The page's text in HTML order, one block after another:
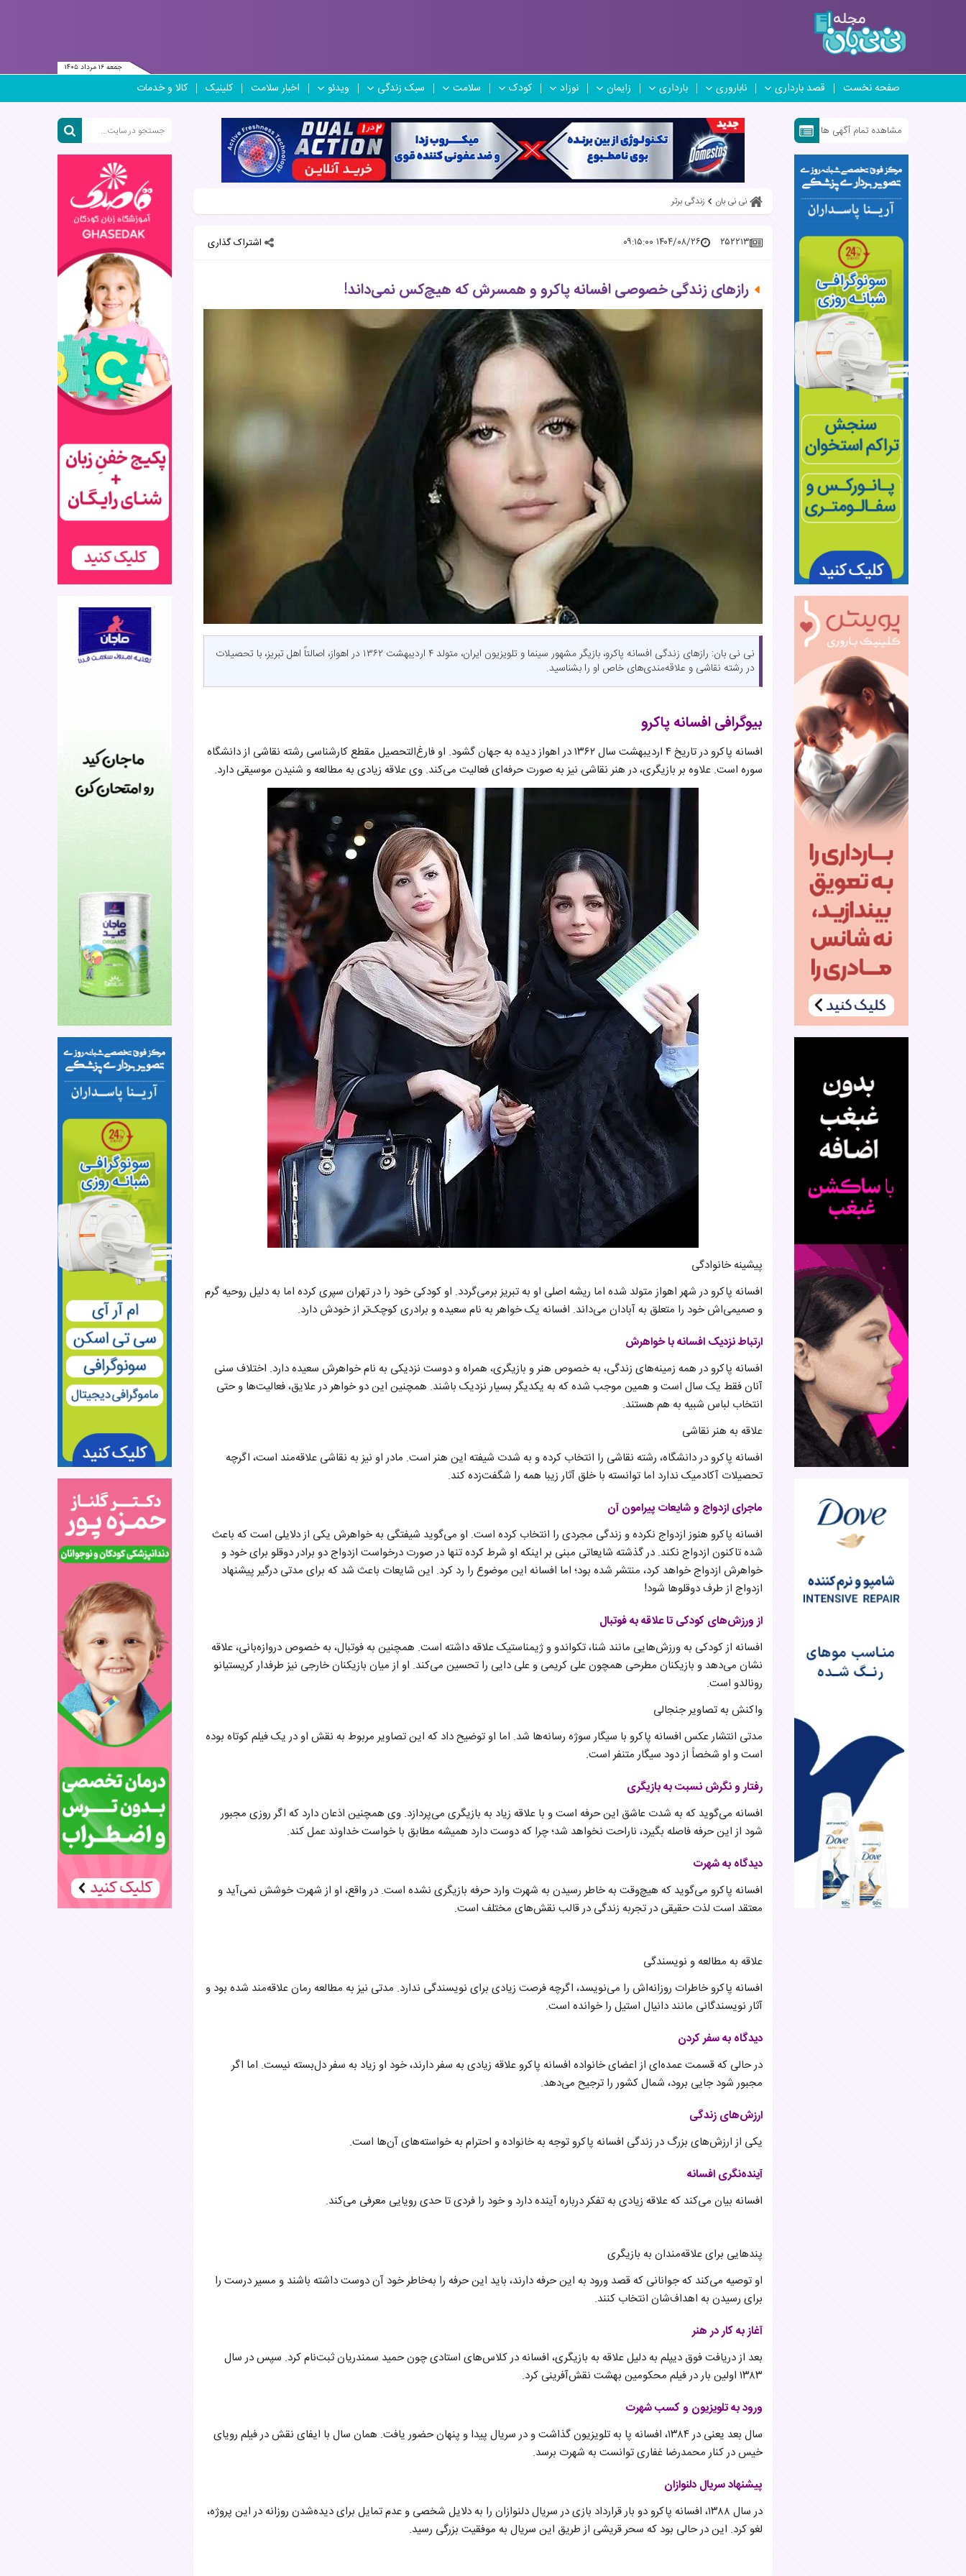
جمعه ۱۶ مرداد ۱۴۰۵
صفحه نخست قصد بارداری ناباروری بارداری زایمان نوزاد کودک سلامت سبک زندگی ویدئو اخبار سلامت کلینیک کالا و خدمات
مشاهده تمام آگهی ها
نی نی بان زندگی برتر
۲۵۲۲۱۳ ۱۴۰۴/۰۸/۲۶ ۰۹:۱۵:۰۰ اشتراک گذاری
رازهای زندگی خصوصی افسانه پاکرو و همسرش که هیچ‌کس نمی‌داند!
نی نی بان: رازهای زندگی افسانه پاکرو، بازیگر مشهور سینما و تلویزیون ایران، متولد ۴ اردیبهشت ۱۳۶۲ در اهواز، اصالتاً اهل تبریز، با تحصیلات
در رشته نقاشی و علاقه‌مندی‌های خاص او را بشناسید.
بیوگرافی افسانه پاکرو
افسانه پاکرو در تاریخ ۴ اردیبهشت سال ۱۳۶۲ در اهواز دیده به جهان گشود. او فارغ‌التحصیل مقطع کارشناسی رشته نقاشی از دانشگاه
سوره است. علاوه بر بازیگری، در هنر نقاشی نیز به صورت حرفه‌ای فعالیت می‌کند. وی علاقه زیادی به مطالعه و شنیدن موسیقی دارد.
پیشینه خانوادگی
افسانه پاکرو در شهر اهواز متولد شده اما ریشه اصلی او به تبریز برمی‌گردد. او کودکی خود را در تهران سپری کرده اما به دلیل روحیه گرم
و صمیمی‌اش خود را متعلق به آبادان می‌داند. افسانه یک خواهر به نام سعیده و برادری کوچک‌تر از خودش دارد.
ارتباط نزدیک افسانه با خواهرش
افسانه پاکرو در همه زمینه‌های زندگی، به خصوص هنر و بازیگری، همراه و دوست نزدیکی به نام خواهرش سعیده دارد. اختلاف سنی
آنان فقط یک سال است و همین موجب شده که به یکدیگر بسیار نزدیک باشند. همچنین این دو خواهر در علایق، فعالیت‌ها و حتی
انتخاب لباس شبیه به هم هستند.
علاقه به هنر نقاشی
افسانه پاکرو در دانشگاه، رشته نقاشی را انتخاب کرده و به شدت شیفته این هنر است. مادر او نیز به نقاشی علاقه‌مند است، اگرچه
تحصیلات آکادمیک ندارد اما توانسته با خلق آثار زیبا همه را شگفت‌زده کند.
ماجرای ازدواج و شایعات پیرامون آن
افسانه پاکرو هنوز ازدواج نکرده و زندگی مجردی را انتخاب کرده است. او می‌گوید شیفتگی به خواهرش یکی از دلایلی است که باعث
شده تاکنون ازدواج نکند. در گذشته شایعاتی مبنی بر اینکه او شرط کرده تنها در صورت درخواست ازدواج دو برادر دوقلو برای خود و
خواهرش ازدواج خواهد کرد، منتشر شده بود؛ اما افسانه این موضوع را رد کرد. این شایعات باعث شد که برای مدتی درگیر پیشنهاد
ازدواج از طرف دوقلوها شود!
از ورزش‌های کودکی تا علاقه به فوتبال
افسانه از کودکی به ورزش‌هایی مانند شنا، تکواندو و ژیمناستیک علاقه داشته است. همچنین به فوتبال، به خصوص دروازه‌بانی، علاقه
نشان می‌دهد و بازیکنان مطرحی همچون علی کریمی و علی دایی را تحسین می‌کند. او از میان بازیکنان خارجی نیز طرفدار کریستیانو
رونالدو است.
واکنش به تصاویر جنجالی
مدتی انتشار عکس افسانه پاکرو با سیگار سوژه رسانه‌ها شد. اما او توضیح داد که این تصاویر مربوط به نقش او در یک فیلم کوتاه بوده
است و او شخصاً از دود سیگار متنفر است.
رفتار و نگرش نسبت به بازیگری
افسانه می‌گوید که به شدت عاشق این حرفه است و با علاقه زیاد به بازیگری می‌پردازد. وی همچنین اذعان دارد که اگر روزی مجبور
شود از این حرفه فاصله بگیرد، ناراحت نخواهد شد؛ چرا که دوست دارد همیشه مطابق با خواست خداوند عمل کند.
دیدگاه به شهرت
افسانه پاکرو می‌گوید که هیچ‌وقت به خاطر رسیدن به شهرت وارد حرفه بازیگری نشده است. در واقع، او از شهرت خوشش نمی‌آید و
معتقد است لذت حقیقی در تجربه زندگی در قالب نقش‌های مختلف است.
علاقه به مطالعه و نویسندگی
افسانه پاکرو خاطرات روزانه‌اش را می‌نویسد، اگرچه فرصت زیادی برای نویسندگی ندارد. مدتی نیز به مطالعه رمان علاقه‌مند شده بود و
آثار نویسندگانی مانند دانیال استیل را خوانده است.
دیدگاه به سفر کردن
در حالی که قسمت عمده‌ای از اعضای خانواده افسانه پاکرو علاقه زیادی به سفر دارند، خود او زیاد به سفر دل‌بسته نیست. اما اگر
مجبور شود جایی برود، شمال کشور را ترجیح می‌دهد.
ارزش‌های زندگی
یکی از ارزش‌های بزرگ در زندگی افسانه پاکرو توجه به خانواده و احترام به خواسته‌های آن‌ها است.
آینده‌نگری افسانه
افسانه بیان می‌کند که علاقه زیادی به تفکر درباره آینده دارد و خود را فردی تا حدی رویایی معرفی می‌کند.
پندهایی برای علاقه‌مندان به بازیگری
او توصیه می‌کند که جوانانی که قصد ورود به این حرفه دارند، باید این حرفه را به‌خاطر خود آن دوست داشته باشند و مسیر درست را
برای رسیدن به اهداف‌شان انتخاب کنند.
آغاز به کار در هنر
بعد از دریافت فوق دیپلم به دلیل علاقه به بازیگری، افسانه در کلاس‌های استادی چون حمید سمندریان ثبت‌نام کرد. سپس در سال
۱۳۸۳ اولین بار در فیلم محکومین بهشت نقش‌آفرینی کرد.
ورود به تلویزیون و کسب شهرت
سال بعد یعنی در ۱۳۸۴، افسانه پا به تلویزیون گذاشت و در سریال پیدا و پنهان حضور یافت. همان سال با ایفای نقش در فیلم رویای
خیس در کنار محمدرضا غفاری توانست به شهرت برسد.
پیشنهاد سریال دلنوازان
در سال ۱۳۸۸، افسانه پاکرو دو بار قرارداد بازی در سریال دلنوازان را به دلایل شخصی و عدم تمایل برای دیده‌شدن روزانه در این پروژه،
لغو کرد. این در حالی بود که سحر قریشی از طریق این سریال به موفقیت بزرگی رسید.